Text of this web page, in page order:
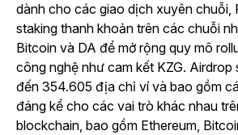
dành cho các giao dịch xuyên chuỗi,
staking thanh khoản trên các chuỗi
Bitcoin và DA để mở rộng quy mô
công nghệ như cam kết KZG. Airdrop
đến 354.605 địa chỉ ví và bao gồm
đáng kể cho các vai trò khác nhau
blockchain, bao gồm Ethereum,